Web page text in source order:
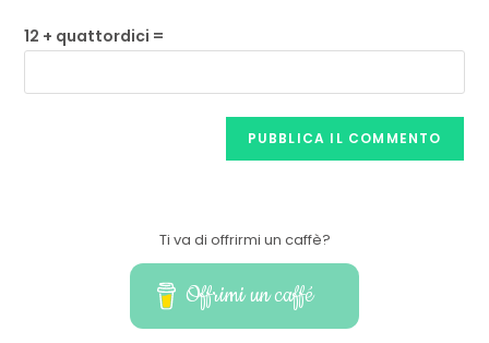
12 + quattordici =
Ti va di offrirmi un caffè?
Offrimi un caffé